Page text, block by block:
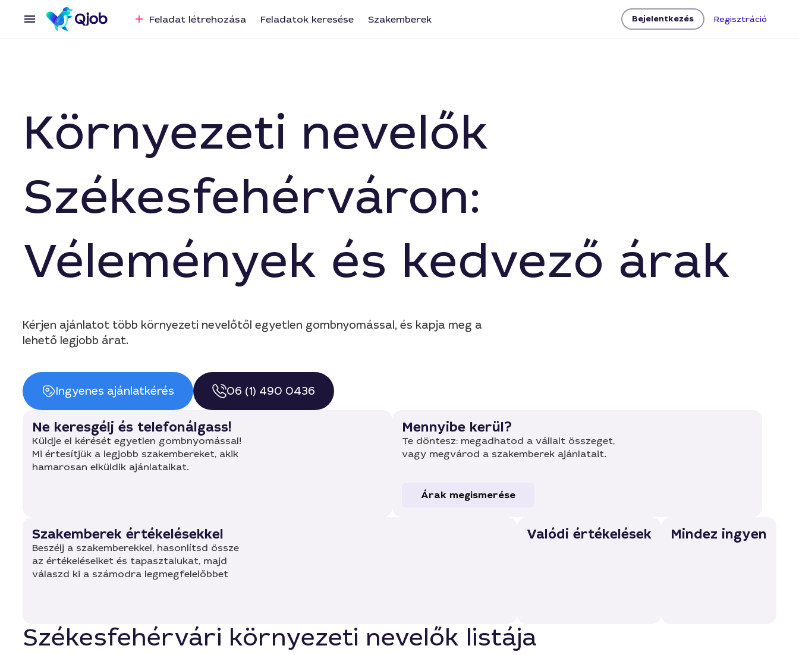
Feladat létrehozása Feladatok keresése Szakemberek Bejelentkezés Regisztráció
Környezeti nevelők
Székesfehérváron:
Vélemények és kedvező árak
Kérjen ajánlatot több környezeti nevelőtől egyetlen gombnyomással, és kapja meg a
lehető legjobb árat.
Ingyenes ajánlatkérés 06 (1) 490 0436
Ne keresgélj és telefonálgass!
Küldje el kérését egyetlen gombnyomással!
Mi értesítjük a legjobb szakembereket, akik
hamarosan elküldik ajánlataikat.
Mennyibe kerül?
Te döntesz: megadhatod a vállalt összeget,
vagy megvárod a szakemberek ajánlatait.
Árak megismerése
Szakemberek értékelésekkel
Beszélj a szakemberekkel, hasonlítsd össze
az értékeléseiket és tapasztalukat, majd
válaszd ki a számodra legmegfelelőbbet
Valódi értékelések Mindez ingyen
Székesfehérvári környezeti nevelők listája